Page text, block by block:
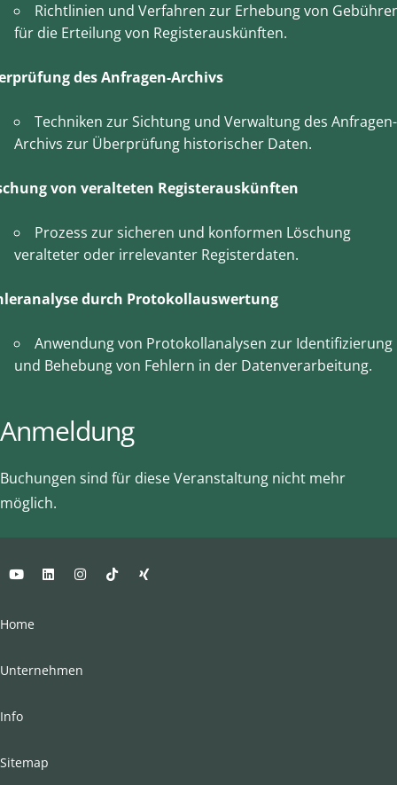
Richtlinien und Verfahren zur Erhebung von
für die Erteilung von Registerauskünften.
des Anfragen-Archivs
Techniken zur Sichtung und Verwaltung des Anfragen-
Archivs zur Überprüfung historischer Daten.
von veralteten Registerauskünften
Prozess zur sicheren und konformen Löschung
veralteter oder irrelevanter Registerdaten.
durch Protokollauswertung
Anwendung von Protokollanalysen zur Identifizierung
und Behebung von Fehlern in der Datenverarbeitung.
Anmeldung
Buchungen sind für diese Veranstaltung nicht mehr
möglich.
Home
Unternehmen
Info
Sitemap